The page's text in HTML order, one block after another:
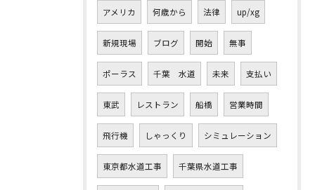
アメリカ 何歳から 法律 up/xg
新規現場 ブログ 開始 無事
ポーラス 千葉 水道 未来 支払い
東武 レストラン 船橋 営業時間
飛行機 しゃっくり シミュレーション
東京都水道工事 千葉県水道工事